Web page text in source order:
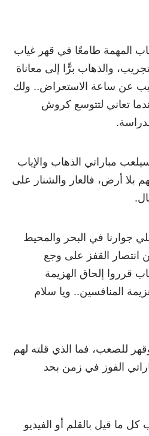
المهمة طامعًا في قهر غياب
والذهاب برًّا إلى معاناة
عن ساعة الاستعراض.. ولك
تعاني لتتوسع كروش
مباراتي الذهاب والإياب
بلا أرض، فالعار والشنار على
جوارنا في البحر والمحيط
القفز على وجع
قرروا إلحاق الهزيمة
المنافسين.. ويا سلام
للصعب، فما الذي قلته لهم
الفوز في زمن بحد
ما قيل بالقلم أو الفيديو